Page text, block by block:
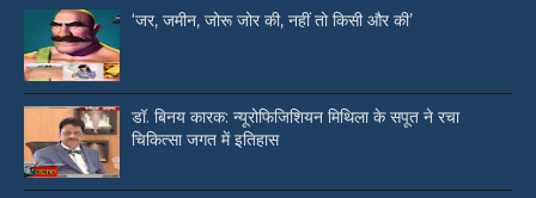
‘जर, जमीन, जोरू जोर की, नहीं तो किसी और की’
डॉ. बिनय कारक: न्यूरोफिजिशियन मिथिला के सपूत ने रचा
चिकित्सा जगत में इतिहास